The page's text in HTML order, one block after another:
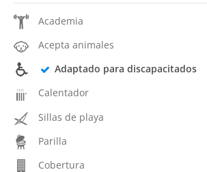
Academia
Acepta animales
Adaptado para discapacitados
Calentador
Sillas de playa
Parilla
Cobertura